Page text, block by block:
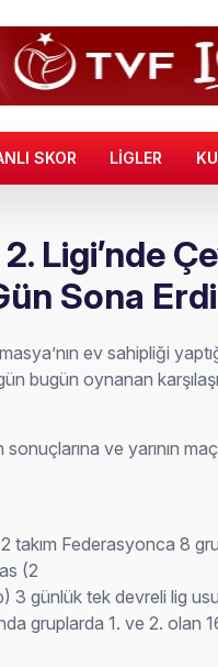
SKOR LİGLER
Ligi’nde
Sona Erdi
ev sahipliği
bugün oynanan
ve yarının
takım Federasyonca 8
(2
3 günlük tek devreli lig
gruplarda 1. ve 2. olan